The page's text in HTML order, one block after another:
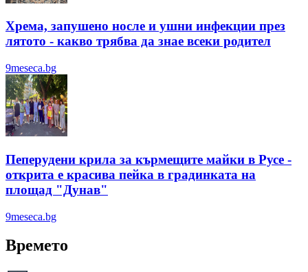
Хрема, запушено носле и ушни инфекции през
лятотo - какво трябва да знае всеки родител
9meseca.bg
Пеперудени крила за кърмещите майки в Русе -
открита е красива пейка в градинката на
площад "Дунав"
9meseca.bg
Времето